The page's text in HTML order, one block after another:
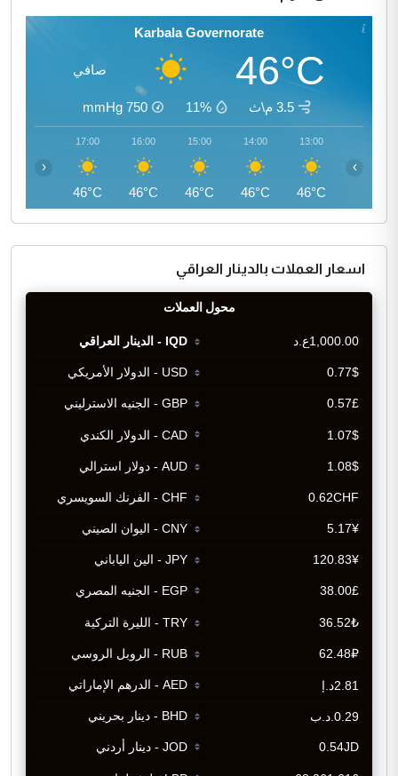
Karbala Governorate
46°C صافي
3.5 م\ث 11%
750
mmHg
13:00
46°C
14:00
46°C
15:00
46°C
16:00
46°C
17:00
46°C
‹ ›
اسعار العملات بالدينار العراقي